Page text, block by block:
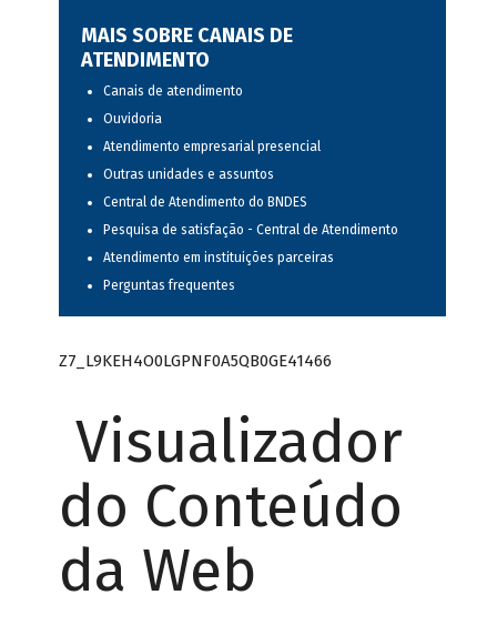
MAIS SOBRE CANAIS DE
ATENDIMENTO
Canais de atendimento
Ouvidoria
Atendimento empresarial presencial
Outras unidades e assuntos
Central de Atendimento do BNDES
Pesquisa de satisfação - Central de Atendimento
Atendimento em instituições parceiras
Perguntas frequentes
Z7_L9KEH4O0LGPNF0A5QB0GE41466
Visualizador
do Conteúdo
da Web